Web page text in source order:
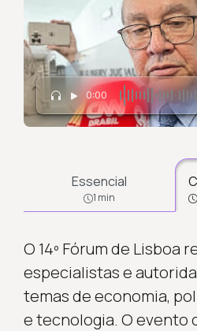
0:00
Essencial
1 min
O 14º Fórum de Lisboa
especialistas e
temas de economia,
e tecnologia. O evento